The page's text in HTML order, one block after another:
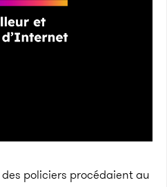
policiers procédaient au